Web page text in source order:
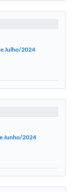
Julho/2024
Junho/2024